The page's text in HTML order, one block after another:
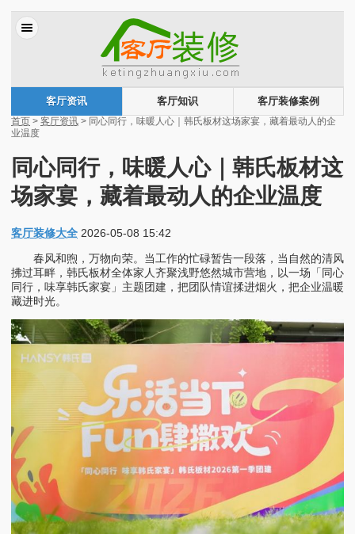
客厅资讯 客厅知识
客厅装修案例
首页 > 客厅资讯 > 同心同行，味暖人心｜韩氏板材这场家宴，藏着最动人的企
业温度
同心同行，味暖人心｜韩氏板材这
场家宴，藏着最动人的企业温度
客厅装修大全 2026-05-08 15:42
春风和煦，万物向荣。当工作的忙碌暂告一段落，当自然的清风
拂过耳畔，韩氏板材全体家人齐聚浅野悠然城市营地，以一场「同心
同行，味享韩氏家宴」主题团建，把团队情谊揉进烟火，把企业温暖
藏进时光。